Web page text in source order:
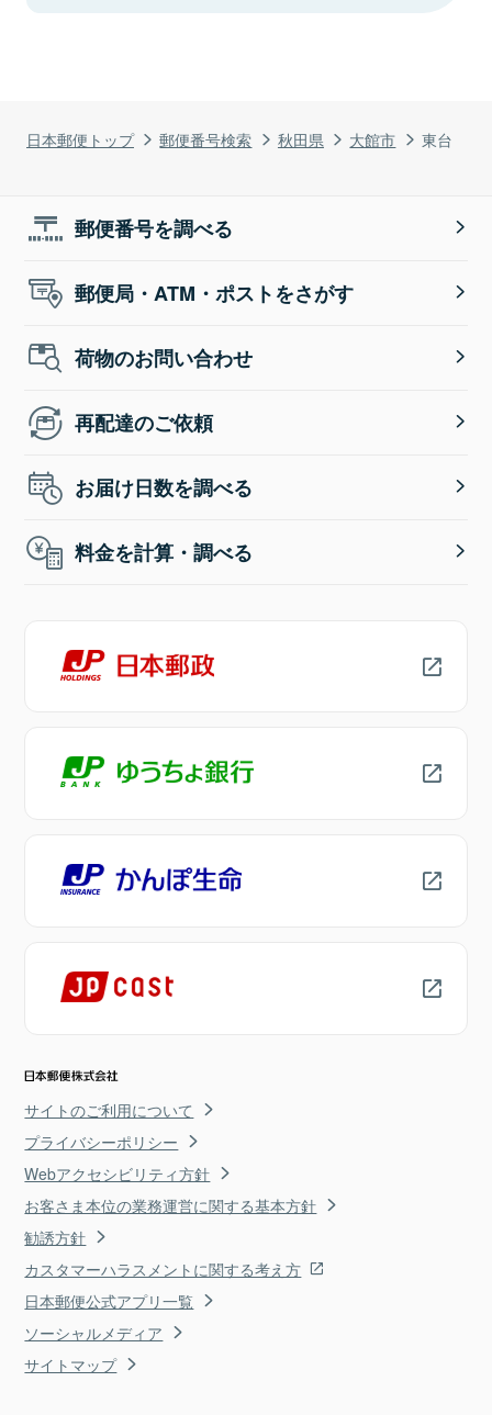
日本郵便トップ 郵便番号検索 秋田県 大館市 東台
郵便番号を調べる
郵便局・ATM・ポストをさがす
荷物のお問い合わせ
再配達のご依頼
お届け日数を調べる
料金を計算・調べる
サイトのご利用について
プライバシーポリシー
Webアクセシビリティ方針
お客さま本位の業務運営に関する基本方針
勧誘方針
カスタマーハラスメントに関する考え方
日本郵便公式アプリ一覧
ソーシャルメディア
サイトマップ